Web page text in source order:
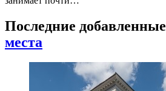
Последние добавленные
места